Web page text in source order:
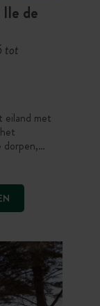
de
tot
eiland met
dorpen,
en
in het
waar
en